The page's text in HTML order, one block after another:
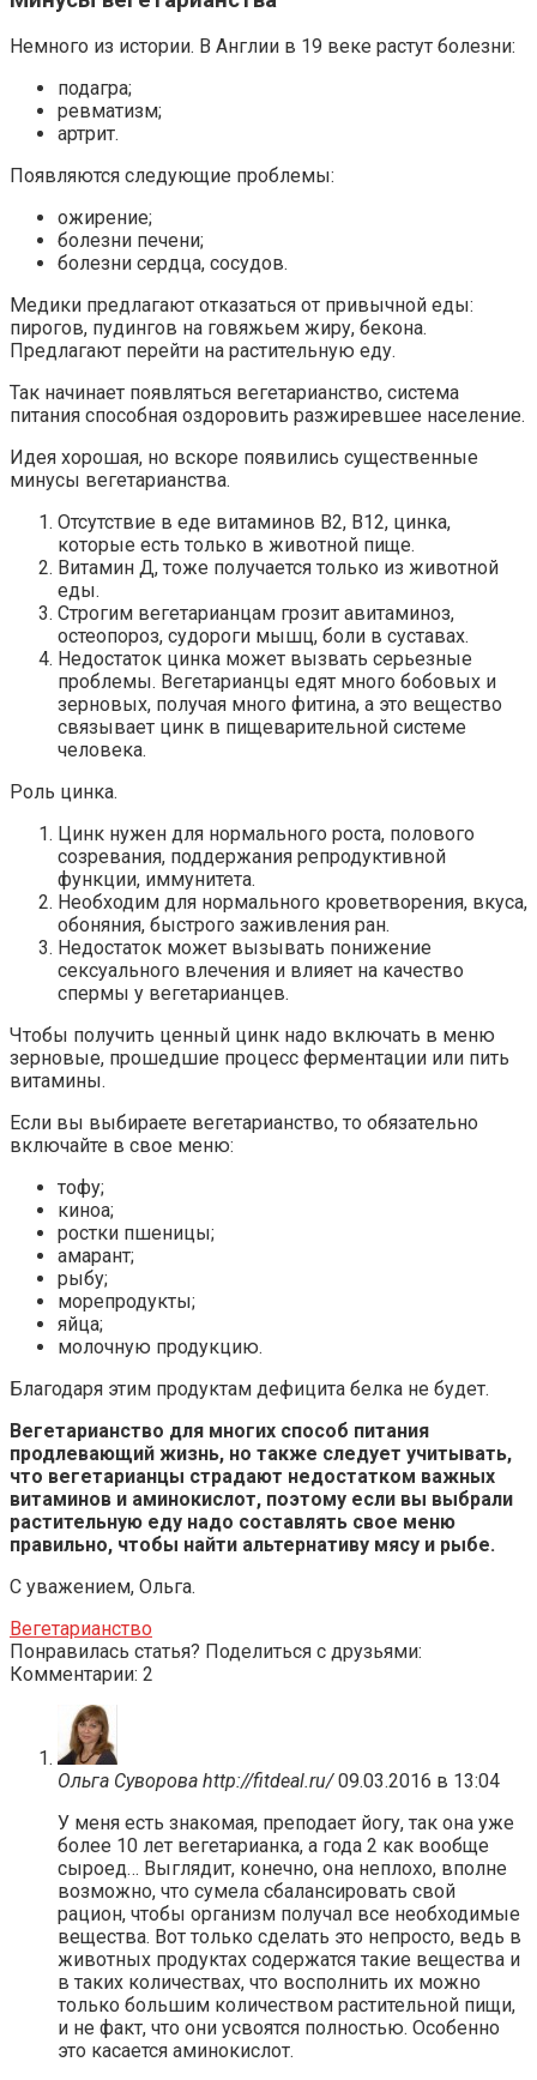
Немного из истории. В Англии в 19 веке растут болезни:
подагра;
ревматизм;
артрит.
Появляются следующие проблемы:
ожирение;
болезни печени;
болезни сердца, сосудов.
Медики предлагают отказаться от привычной еды:
пирогов, пудингов на говяжьем жиру, бекона.
Предлагают перейти на растительную еду.
Так начинает появляться вегетарианство, система
питания способная оздоровить разжиревшее население.
Идея хорошая, но вскоре появились существенные
минусы вегетарианства.
Отсутствие в еде витаминов В2, В12, цинка,
которые есть только в животной пище.
Витамин Д, тоже получается только из животной
еды.
Строгим вегетарианцам грозит авитаминоз,
остеопороз, судороги мышц, боли в суставах.
Недостаток цинка может вызвать серьезные
проблемы. Вегетарианцы едят много бобовых и
зерновых, получая много фитина, а это вещество
связывает цинк в пищеварительной системе
человека.
Роль цинка.
Цинк нужен для нормального роста, полового
созревания, поддержания репродуктивной
функции, иммунитета.
Необходим для нормального кроветворения, вкуса,
обоняния, быстрого заживления ран.
Недостаток может вызывать понижение
сексуального влечения и влияет на качество
спермы у вегетарианцев.
Чтобы получить ценный цинк надо включать в меню
зерновые, прошедшие процесс ферментации или пить
витамины.
Если вы выбираете вегетарианство, то обязательно
включайте в свое меню:
тофу;
киноа;
ростки пшеницы;
амарант;
рыбу;
морепродукты;
яйца;
молочную продукцию.
Благодаря этим продуктам дефицита белка не будет.
Вегетарианство для многих способ питания
продлевающий жизнь, но также следует учитывать,
что вегетарианцы страдают недостатком важных
витаминов и аминокислот, поэтому если вы выбрали
растительную еду надо составлять свое меню
правильно, чтобы найти альтернативу мясу и рыбе.
С уважением, Ольга.
Вегетарианство
Понравилась статья? Поделиться с друзьями:
Комментарии: 2
Ольга Суворова http://fitdeal.ru/ 09.03.2016 в 13:04
У меня есть знакомая, преподает йогу, так она уже
более 10 лет вегетарианка, а года 2 как вообще
сыроед… Выглядит, конечно, она неплохо, вполне
возможно, что сумела сбалансировать свой
рацион, чтобы организм получал все необходимые
вещества. Вот только сделать это непросто, ведь в
животных продуктах содержатся такие вещества и
в таких количествах, что восполнить их можно
только большим количеством растительной пищи,
и не факт, что они усвоятся полностью. Особенно
это касается аминокислот.